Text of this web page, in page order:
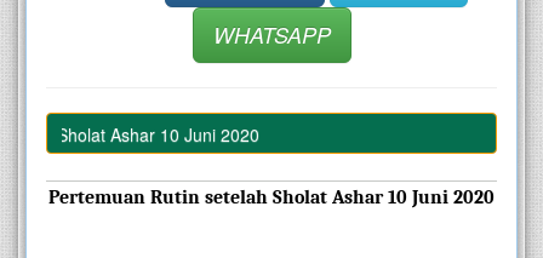
WHATSAPP
Sholat Ashar 10 Juni 2020
Pertemuan Rutin setelah Sholat Ashar 10 Juni 2020